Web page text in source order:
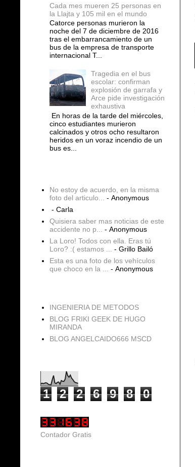
Cada mes mueren 25 personas en
la Llajta y 105 mil en el mundo
Catorce personas murieron la
noche del 7 de diciembre de 2016
tras el embarrancamiento de un
bus de la empresa de transporte
internacional T...
Tragedia en el bus
escolar: confirman
explosión de garrafa y
Arce pide investigación
exhaustiva
En horas de la tarde del miércoles,
cinco estudiantes murieron
calcinados y otros ocho resultaron
heridos en un voraz incendio de un
bus es...
No estoy de acuerdo, en la misma
foto del articulo...
- Anonymous
- Carla
Quisiera saber mas noticias de este
accidente no p...
- Anonymous
La Loro! Todos con ella. Eras tú
Loro? :( estamos ...
- Grillo Bailó
Esta es una foto de los vehículos
que choco en la ...
- Anonymous
INGENIERIA DE METODOS
BLOG FRIKI GEEK DE HUGO
MIRANDA
BLOG ANGELCAIDO666 MSCD
1 2 2 6 9 8 0
Contador Gratis